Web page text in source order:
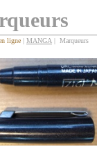
ligne | MANGA | Marqueurs